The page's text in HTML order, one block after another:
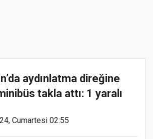
aydınlatma direğine
takla attı: 1 yaralı
Cumartesi 02:55